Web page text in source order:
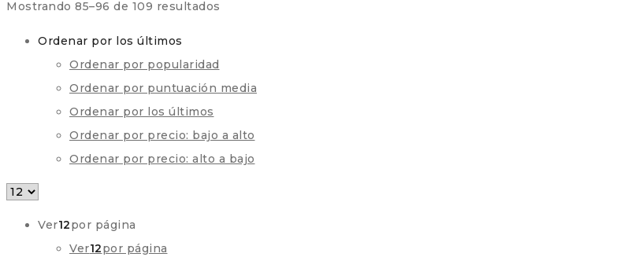
Mostrando 85–96 de 109 resultados
Ordenar por los últimos
Ordenar por popularidad
Ordenar por puntuación media
Ordenar por los últimos
Ordenar por precio: bajo a alto
Ordenar por precio: alto a bajo
Ver12por página
Ver12por página